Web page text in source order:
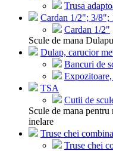
Trusa
Cardan 1/2"; 3/8";
Cardan 1/2"
Scule de mana
Dulap, carucior
Bancuri de
TSA
Cutii de
Scule de mana
inelare
Truse chei
Truse chei